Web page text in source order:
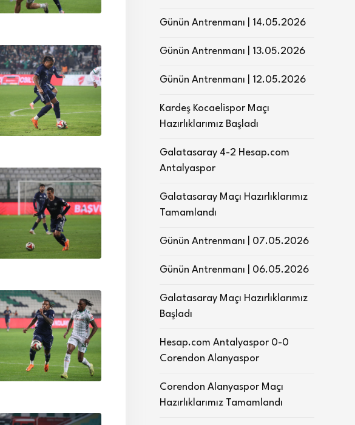
Günün Antrenmanı | 14.05.2026
Günün Antrenmanı | 13.05.2026
Günün Antrenmanı | 12.05.2026
Kardeş Kocaelispor Maçı
Hazırlıklarımız Başladı
Galatasaray 4-2 Hesap.com
Antalyaspor
Galatasaray Maçı Hazırlıklarımız
Tamamlandı
Günün Antrenmanı | 07.05.2026
Günün Antrenmanı | 06.05.2026
Galatasaray Maçı Hazırlıklarımız
Başladı
Hesap.com Antalyaspor 0-0
Corendon Alanyaspor
Corendon Alanyaspor Maçı
Hazırlıklarımız Tamamlandı